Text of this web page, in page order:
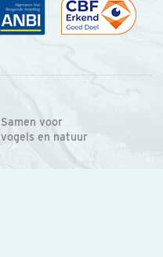
Samen voor
vogels en natuur